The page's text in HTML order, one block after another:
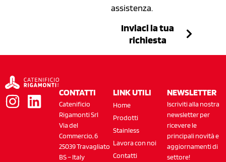
assistenza.
Inviaci la tua
richiesta
CONTATTI
Catenificio
Rigamonti Srl
Via del
Commercio, 6
25039 Travagliato
BS – Italy
LINK UTILI
Home
Prodotti
Stainless
Lavora con noi
Contatti
NEWSLETTER
Iscriviti alla nostra
newsletter per
ricevere le
principali novità e
aggiornamenti di
settore!